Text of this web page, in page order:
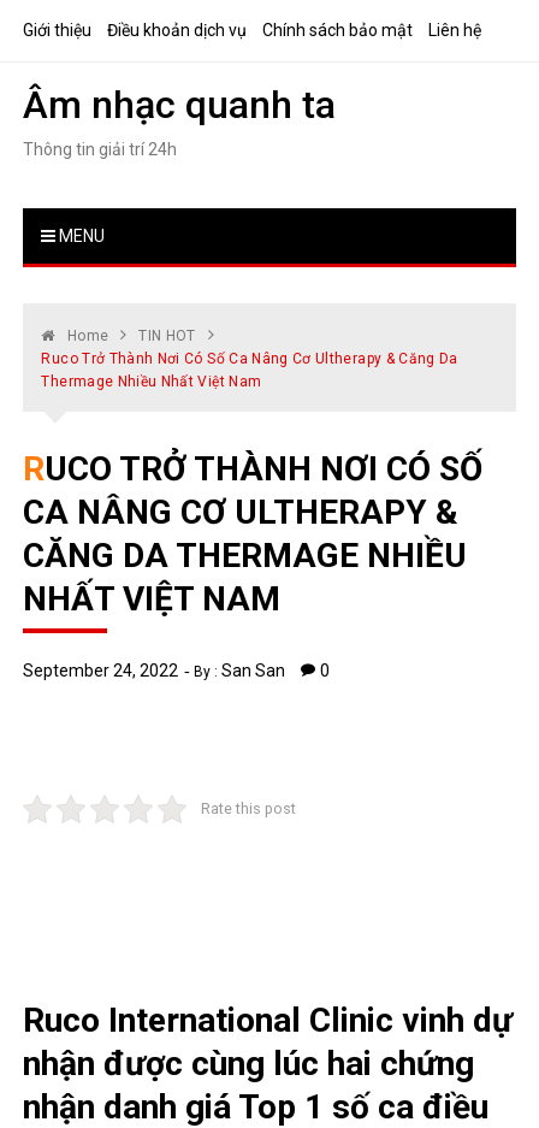
Giới thiệu Điều khoản dịch vụ Chính sách bảo mật Liên hệ
Âm nhạc quanh ta
Thông tin giải trí 24h
MENU
Home
TIN HOT
Ruco Trở Thành Nơi Có Số Ca Nâng Cơ Ultherapy & Căng Da
Thermage Nhiều Nhất Việt Nam
RUCO TRỞ THÀNH NƠI CÓ SỐ
CA NÂNG CƠ ULTHERAPY &
CĂNG DA THERMAGE NHIỀU
NHẤT VIỆT NAM
September 24, 2022 By :San San 0
Rate this post
Ruco International Clinic vinh dự
nhận được cùng lúc hai chứng
nhận danh giá Top 1 số ca điều